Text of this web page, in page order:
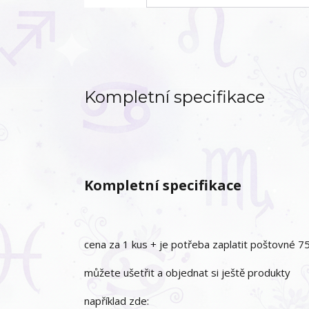
Kompletní specifikace
Kompletní specifikace
cena za 1 kus + je potřeba zaplatit poštovné
můžete ušetřit a objednat si ještě produkty
například zde: